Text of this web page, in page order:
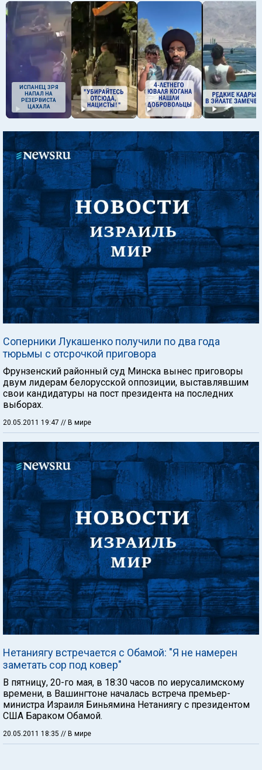
ИСПАНЕЦ ЗРЯ
НАПАЛ НА
РЕЗЕРВИСТА
ЦАХАЛА
Соперники Лукашенко получили по два года
тюрьмы с отсрочкой приговора
Фрунзенский районный суд Минска вынес приговоры
двум лидерам белорусской оппозиции, выставлявшим
свои кандидатуры на пост президента на последних
выборах.
20.05.2011 19:47 // В мире
Нетаниягу встречается с Обамой: "Я не намерен
заметать сор под ковер"
В пятницу, 20-го мая, в 18:30 часов по иерусалимскому
времени, в Вашингтоне началась встреча премьер-
министра Израиля Биньямина Нетаниягу с президентом
США Бараком Обамой.
20.05.2011 18:35 // В мире